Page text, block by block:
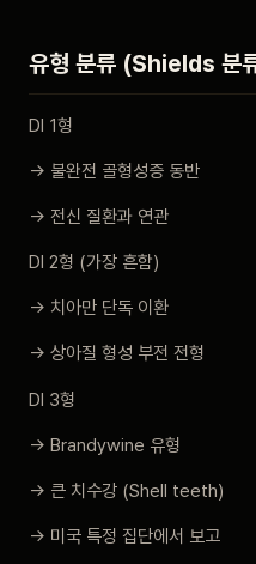
유형 분류 (Shields 분
DI 1형
→ 불완전 골형성증 동반
→ 전신 질환과 연관
DI 2형 (가장 흔함)
→ 치아만 단독 이환
→ 상아질 형성 부전 전형
DI 3형
→ Brandywine 유형
→ 큰 치수강 (Shell teeth)
→ 미국 특정 집단에서 보고